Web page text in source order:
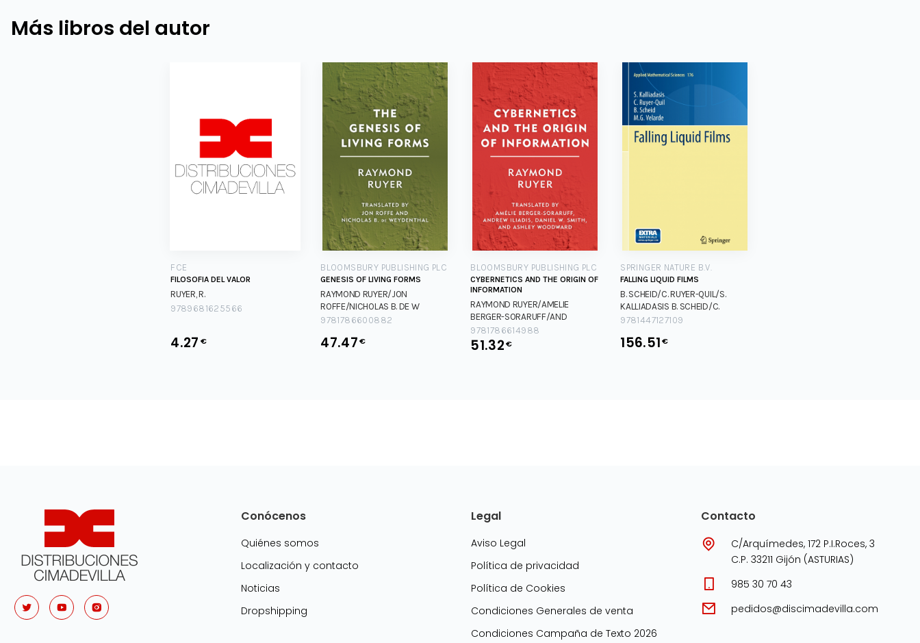
Más libros del autor
FCE
FILOSOFIA DEL VALOR
RUYER, R.
9789681625566
4.27 €
BLOOMSBURY PUBLISHING PLC
GENESIS OF LIVING FORMS
RAYMOND RUYER/JON
ROFFE/NICHOLAS B. DE W
RAYMOND RUYER/JON
RAYMOND RUYER/JON
9781786600882
47.47€
BLOOMSBURY PUBLISHING PLC
CYBERNETICS AND THE ORIGIN OF
INFORMATION
RAYMOND RUYER/AMELIE
BERGER-SORARUFF/AND
RAYMOND RUYER/AMELIE
BERGER-SORARUFF/AND
9781786614988
51.32€
SPRINGER NATURE B.V.
FALLING LIQUID FILMS
B. SCHEID/C. RUYER-QUIL/S.
KALLIADASIS B. SCHEID/C.
RUYER-QUIL/S. KALLIADASIS
KALLIADASIS
9781447127109
156.51 €
Conócenos
Quiénes somos
Localización y contacto
Noticias
Dropshipping
Legal
Aviso Legal
Política de privacidad
Política de Cookies
Condiciones Generales de venta
Condiciones Campaña de Texto 2026
Contacto
C/Arquímedes, 172 P.I.Roces, 3
C.P. 33211 Gijón (ASTURIAS)
985 30 70 43
pedidos@discimadevilla.com